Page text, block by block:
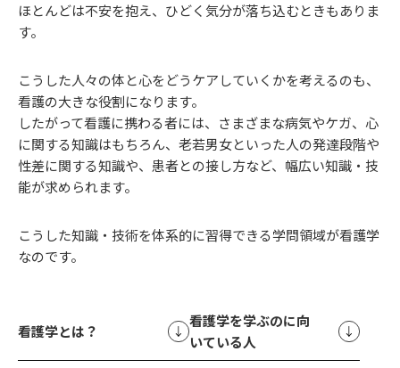
ほとんどは不安を抱え、ひどく気分が落ち込むときもありま
す。
こうした人々の体と心をどうケアしていくかを考えるのも、
看護の大きな役割になります。
したがって看護に携わる者には、さまざまな病気やケガ、心
に関する知識はもちろん、老若男女といった人の発達段階や
性差に関する知識や、患者との接し方など、幅広い知識・技
能が求められます。
こうした知識・技術を体系的に習得できる学問領域が看護学
なのです。
看護学とは？
看護学を学ぶのに向
いている人